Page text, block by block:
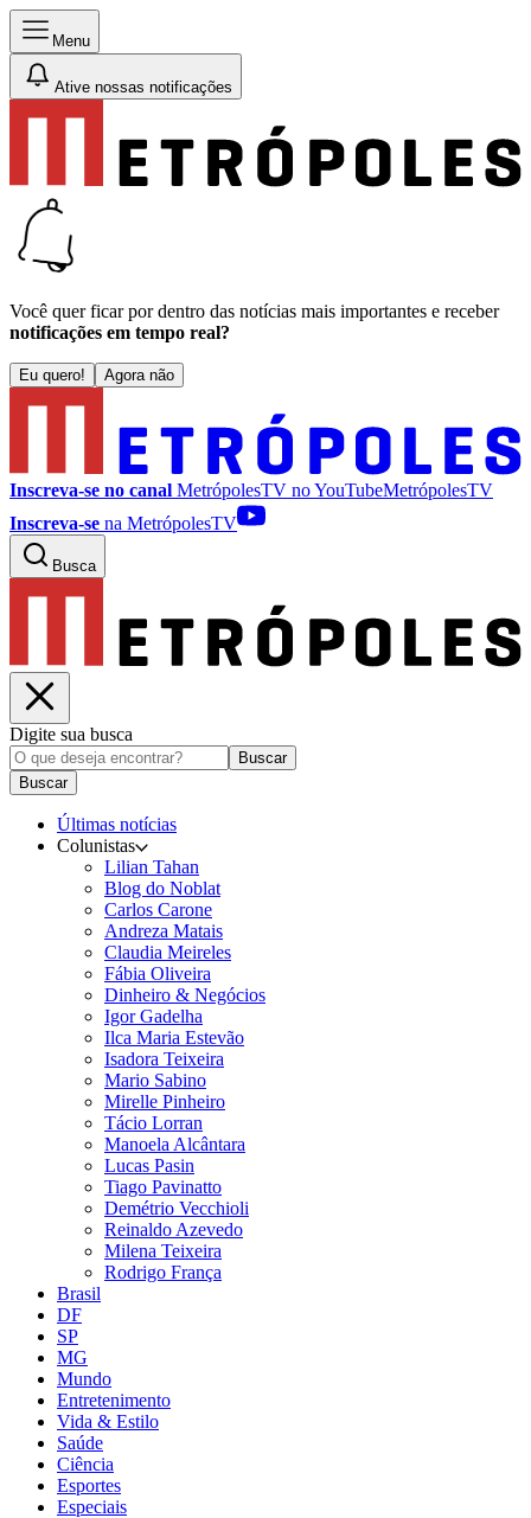
Menu
Ative nossas notificações
Você quer ficar por dentro das notícias mais importantes e receber
notificações em tempo real?
Eu quero! Agora não
Inscreva-se no canal MetrópolesTV noYouTubeMetrópolesTV
Inscreva-se na MetrópolesTV
Busca
Digite sua busca
Buscar
Buscar
Últimas notícias
Colunistas
Lilian Tahan
Blog do Noblat
Carlos Carone
Andreza Matais
Claudia Meireles
Fábia Oliveira
Dinheiro & Negócios
Igor Gadelha
Ilca Maria Estevão
Isadora Teixeira
Mario Sabino
Mirelle Pinheiro
Tácio Lorran
Manoela Alcântara
Lucas Pasin
Tiago Pavinatto
Demétrio Vecchioli
Reinaldo Azevedo
Milena Teixeira
Rodrigo França
Brasil
DF
SP
MG
Mundo
Entretenimento
Vida & Estilo
Saúde
Ciência
Esportes
Especiais